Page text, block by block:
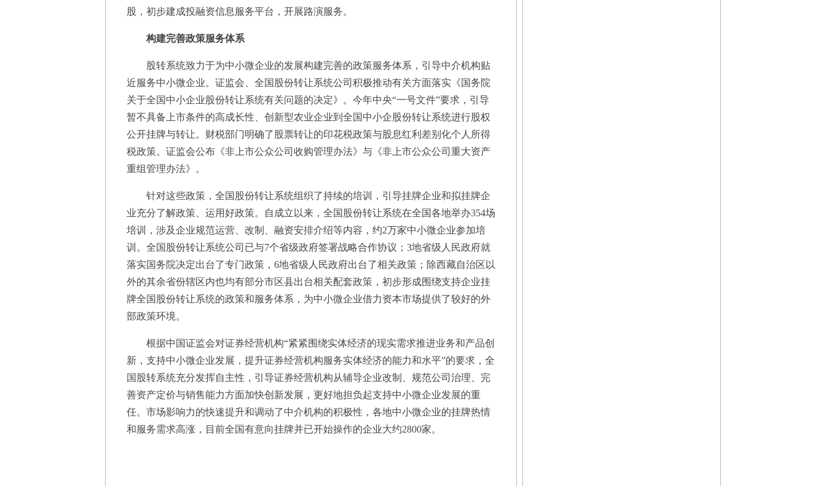
股，初步建成投融资信息服务平台，开展路演服务。
构建完善政策服务体系
股转系统致力于为中小微企业的发展构建完善的政策服务体系，引导中介机构贴
近服务中小微企业。证监会、全国股份转让系统公司积极推动有关方面落实《国务院
关于全国中小企业股份转让系统有关问题的决定》。今年中央“一号文件”要求，引导
暂不具备上市条件的高成长性、创新型农业企业到全国中小企股份转让系统进行股权
公开挂牌与转让。财税部门明确了股票转让的印花税政策与股息红利差别化个人所得
税政策。证监会公布《非上市公众公司收购管理办法》与《非上市公众公司重大资产
重组管理办法》。
针对这些政策，全国股份转让系统组织了持续的培训，引导挂牌企业和拟挂牌企
业充分了解政策、运用好政策。自成立以来，全国股份转让系统在全国各地举办354场
培训，涉及企业规范运营、改制、融资安排介绍等内容，约2万家中小微企业参加培
训。全国股份转让系统公司已与7个省级政府签署战略合作协议；3地省级人民政府就
落实国务院决定出台了专门政策，6地省级人民政府出台了相关政策；除西藏自治区以
外的其余省份辖区内也均有部分市区县出台相关配套政策，初步形成围绕支持企业挂
牌全国股份转让系统的政策和服务体系，为中小微企业借力资本市场提供了较好的外
部政策环境。
根据中国证监会对证券经营机构“紧紧围绕实体经济的现实需求推进业务和产品创
新，支持中小微企业发展，提升证券经营机构服务实体经济的能力和水平”的要求，全
国股转系统充分发挥自主性，引导证券经营机构从辅导企业改制、规范公司治理、完
善资产定价与销售能力方面加快创新发展，更好地担负起支持中小微企业发展的重
任。市场影响力的快速提升和调动了中介机构的积极性，各地中小微企业的挂牌热情
和服务需求高涨，目前全国有意向挂牌并已开始操作的企业大约2800家。